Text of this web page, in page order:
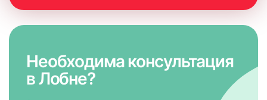
Необходима консультация
в Лобне?